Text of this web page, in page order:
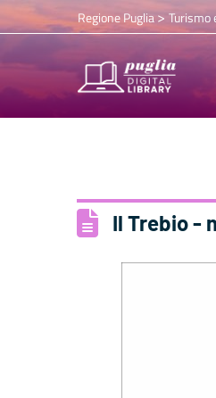
Regione Puglia> Turismo
Il Trebio -